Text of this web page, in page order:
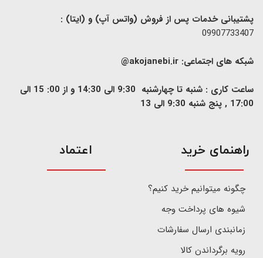
پشتیبانی خدمات پس از فروش (واتس آپ) و (ایتا) :
09907733407
شبکه های اجتماعی: akojanebi.ir@
ساعت کاری : شنبه تا چهارشنبه 9:30 الی 14:30 و از 00: 15 الی
17:00 , پنج شنبه 9:30 الی 13
​راهنمای خرید
چگونه میتوانیم خرید کنیم؟
شیوه های پرداخت وجه
زمانبندی ارسال سفارشات
رویه برگرداندن کالا
اعتماد